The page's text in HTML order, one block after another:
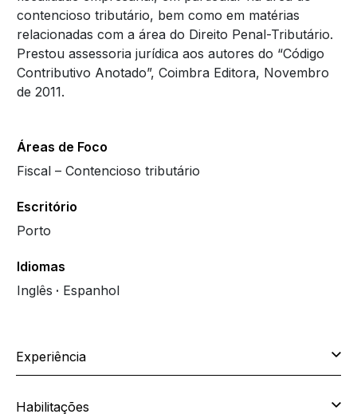
contencioso tributário, bem como em matérias
relacionadas com a área do Direito Penal-Tributário.
Prestou assessoria jurídica aos autores do “Código
Contributivo Anotado”, Coimbra Editora, Novembro
de 2011.
Áreas de Foco
Fiscal – Contencioso tributário
Escritório
Porto
Idiomas
Inglês
Espanhol
Experiência
Habilitações